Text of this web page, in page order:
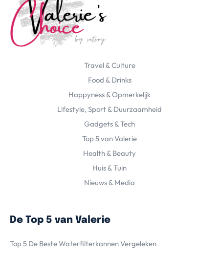
Travel & Culture
Food & Drinks
Happyness & Opmerkelijk
Lifestyle, Sport & Duurzaamheid
Gadgets & Tech
Top 5 van Valerie
Health & Beauty
Huis & Tuin
Nieuws & Media
De Top 5 van Valerie
Top 5 De Beste Waterfilterkannen Vergeleken